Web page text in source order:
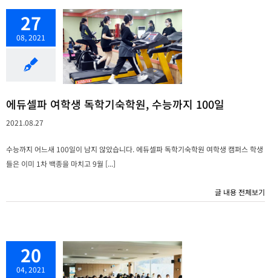
27
08, 2021
에듀셀파 여학생 독학기숙학원, 수능까지 100일
2021.08.27
수능까지 어느새 100일이 남지 않았습니다. 에듀셀파 독학기숙학원 여학생 캠퍼스 학생
들은 이미 1차 백종을 마치고 9월 [...]
글 내용 전체보기
20
04, 2021